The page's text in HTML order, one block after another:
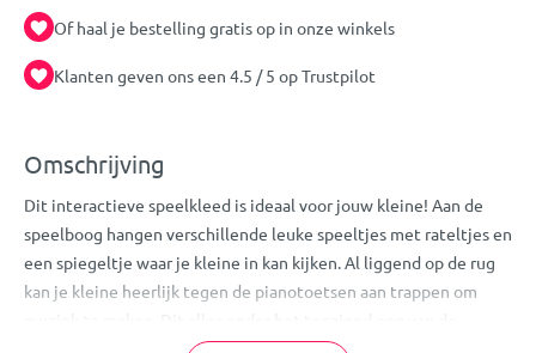
Of haal je bestelling gratis op in onze winkels
Klanten geven ons een 4.5 / 5 op Trustpilot
Omschrijving
Dit interactieve speelkleed is ideaal voor jouw kleine! Aan de
speelboog hangen verschillende leuke speeltjes met rateltjes en
een spiegeltje waar je kleine in kan kijken. Al liggend op de rug
kan je kleine heerlijk tegen de pianotoetsen aan trappen om
vrolijke, kleurrijke junglediertjes.